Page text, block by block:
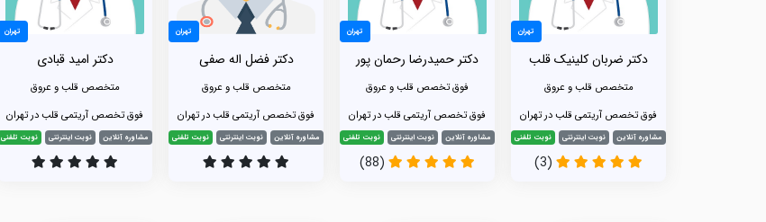
تهران
دکتر ضربان کلینیک قلب
متخصص قلب و عروق
فوق تخصص آریتمی قلب در تهران
مشاوره آنلاین نوبت اینترنتی نوبت تلفنی
(3)
تهران
دکتر حمیدرضا رحمان پور
فوق تخصص قلب و عروق
فوق تخصص آریتمی قلب در تهران
مشاوره آنلاین نوبت اینترنتی نوبت تلفنی
(88)
تهران
دکتر فضل اله صفی
متخصص قلب و عروق
فوق تخصص آریتمی قلب در تهران
مشاوره آنلاین نوبت اینترنتی نوبت تلفنی
تهران
دکتر امید قبادی
متخصص قلب و عروق
فوق تخصص آریتمی قلب در تهران
مشاوره آنلاین نوبت اینترنتی نوبت تلفنی